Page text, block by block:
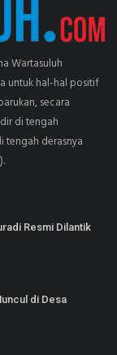
Wartasuluh
untuk hal-hal positif
secara
di tengah
tengah derasnya
Resmi Dilantik
di Desa